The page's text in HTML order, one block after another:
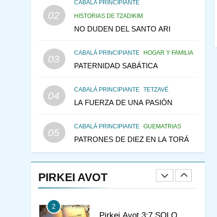
02
CABALÁ PRINCIPIANTE
HISTORIAS DE TZADIKIM
NO DUDEN DEL SANTO ARI
03
CABALÁ PRINCIPIANTE HOGAR Y FAMILIA
PATERNIDAD SABÁTICA
04
CABALÁ PRINCIPIANTE TETZAVÉ
LA FUERZA DE UNA PASIÓN
05
CABALÁ PRINCIPIANTE GUEMATRIAS
PATRONES DE DIEZ EN LA TORÁ
PIRKEI AVOT
PADRES
PENSAMIENTO JUDÍO
DEL TEMPLO Y LA
ALEGRÍA EN MEDIO DE
MES DE MENAJEM AV
146
VEAMOS ¿POR QUÉ
DE LAS MUJERES
PENSAMIENTO JUDÍO
1
CONVERSAR CON LA
JUDAÍSMO
AMOR, PAREJA Y MATRIMONIO
PIRKEI AVOT
2
Pirkei Avot 3:7 SOLO